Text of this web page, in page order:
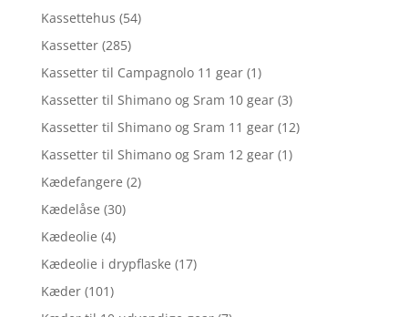
Kassettehus (54)
Kassetter (285)
Kassetter til Campagnolo 11 gear (1)
Kassetter til Shimano og Sram 10 gear (3)
Kassetter til Shimano og Sram 11 gear (12)
Kassetter til Shimano og Sram 12 gear (1)
Kædefangere (2)
Kædelåse (30)
Kædeolie (4)
Kædeolie i drypflaske (17)
Kæder (101)